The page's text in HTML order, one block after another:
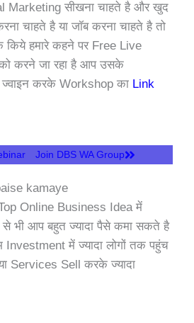
Marketing सीखना चाहते है और खुद
चाहते है या जॉब करना चाहते है तो
हमारे कहने पर Free Live
करने जा रहा है आप उसके
करके Workshop का Link
Join DBS WA Group
kamaye
Online Business Idea में
भी आप बहुत ज्यादा पैसे कमा सकते है
में ज्यादा लोगों तक पहुंच
Services Sell करके ज्यादा